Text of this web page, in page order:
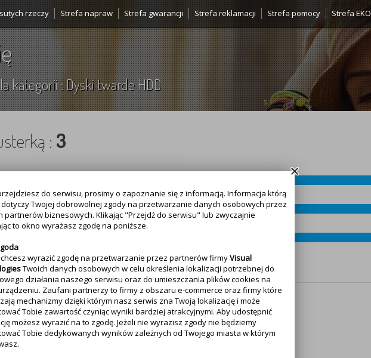
do serwisu, prosimy o zapoznanie się z informacją. Informacja którą
Twojej dobrowolnej zgody na przetwarzanie danych osobowych przez
partnerów biznesowych. Klikając "Przejdź do serwisu" lub zwyczajnie
to okno wyrażasz zgodę na poniższe.
chcesz wyrazić zgodę na przetwarzanie przez partnerów firmyVisual
Twoich danych osobowych w celu określenia lokalizacji potrzebnej do
działania naszego serwisu oraz do umieszczania plików cookies na
Zaufani partnerzy to firmy z obszaru e-commerce oraz firmy które
mechanizmy dzięki którym nasz serwis zna Twoją lokalizację i może
Tobie zawartość czyniąc wyniki bardziej atrakcyjnymi. Aby udostępnić
możesz wyrazić na to zgodę. Jeżeli nie wyrazisz zgody nie będziemy
Tobie dedykowanych wyników zależnych od Twojego miasta w którym
rzeczy Strefa napraw Strefa gwarancji Strefa reklamacji Strefa pomocy Strefa EKO
kategorii : Dyski twarde HDD
: 3
:3
Poznaj nasz serwis